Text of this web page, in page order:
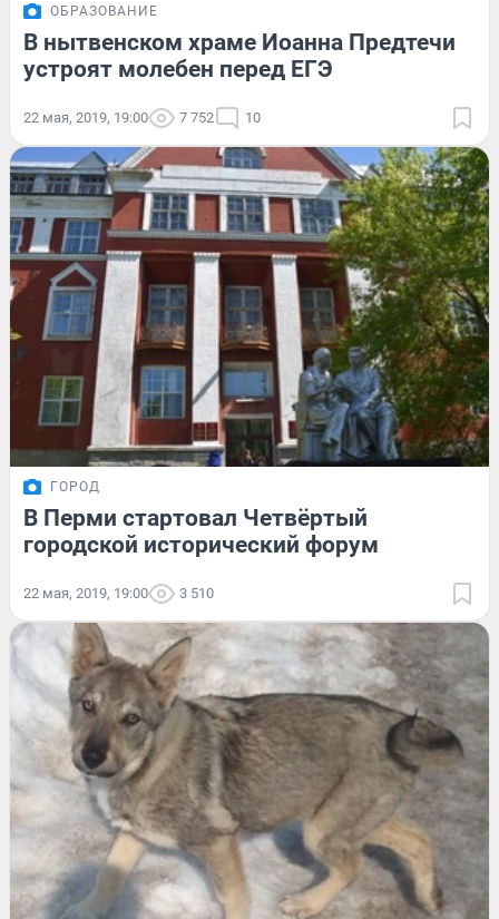
ОБРАЗОВАНИЕ
В нытвенском храме Иоанна Предтечи
устроят молебен перед ЕГЭ
22 мая, 2019, 19:00 7 752 10
ГОРОД
В Перми стартовал Четвёртый
городской исторический форум
22 мая, 2019, 19:00 3 510